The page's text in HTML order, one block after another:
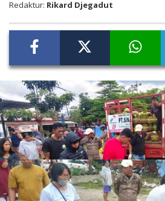
Redaktur: Rikard Djegadut